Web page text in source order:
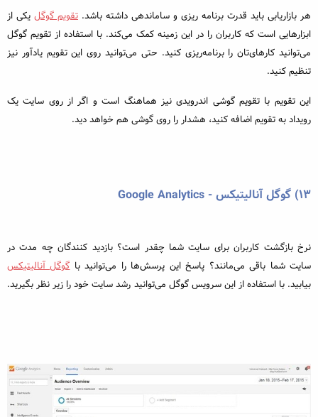
هر بازاریابی باید قدرت برنامه ریزی و ساماندهی داشته باشد. تقویم گوگل یکی از
ابزارهایی است که کاربران را در این زمینه کمک می‌کند. با استفاده از تقویم گوگل
می‌توانید کارهای‌تان را برنامه‌ریزی کنید. حتی می‌توانید روی این تقویم یادآور نیز
تنظیم کنید.
این تقویم با تقویم گوشی اندرویدی نیز هماهنگ است و اگر از روی سایت یک
رویداد به تقویم اضافه کنید، هشدار را روی گوشی هم خواهد دید.
۱۳) گوگل آنالیتیکس - Google Analytics
نرخ بازگشت کاربران برای سایت شما چقدر است؟ بازدید کنندگان چه مدت در
سایت شما باقی می‌مانند؟ پاسخ این پرسش‌ها را می‌توانید باگوگل آنالیتیکس
بیابید. با استفاده از این سرویس گوگل می‌توانید رشد سایت خود را زیر نظر بگیرید.